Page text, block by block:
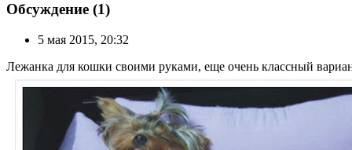
Обсуждение (1)
5 мая 2015, 20:32
Лежанка для кошки своими руками, еще очень классный